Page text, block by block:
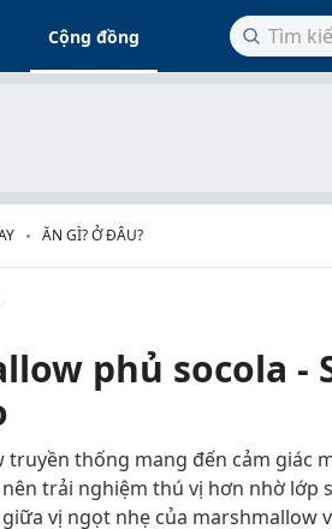
Cộng đồng
ĂN GÌ? Ở ĐÂU?
phủ socola -
truyền thống mang đến cảm giác
trải nghiệm thú vị hơn nhờ lớp
vị ngọt nhẹ của marshmallow